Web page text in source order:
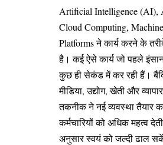
Artificial Intelligence (AI),
Cloud Computing,
Platforms ने कार्य करने के
है। कई ऐसे कार्य जो पहले
कुछ ही सेकंड में कर रही हैं।
मीडिया, उद्योग, खेती और
तकनीक ने नई व्यवस्था तैयार
कर्मचारियों को अधिक महत्व
अनुसार स्वयं को जल्दी ढाल